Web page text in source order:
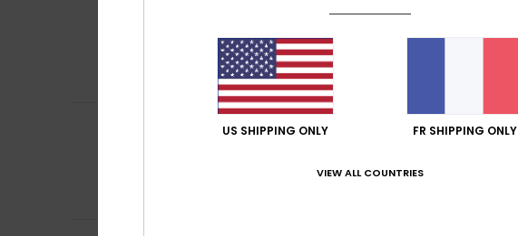
Afficher original - Deutsch
Confort
Je recommande ce produit
Idoia
Confort: 4/5 Rapport qualité / prix
US SHIPPING ONLY FR SHIPPING ONLY
VIEW ALL COUNTRIES